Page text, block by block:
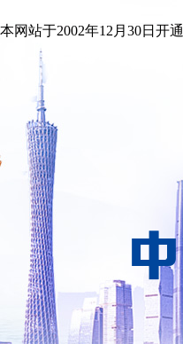
本网站于2002年12月30日开通